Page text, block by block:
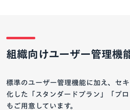
組織向けユーザー管理機
標準のユーザー管理機能に加え、セ
化した「スタンダードプラン」「プロ
もご用意しています。